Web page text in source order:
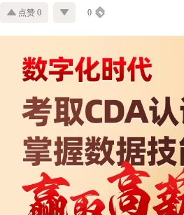
点赞 0 0